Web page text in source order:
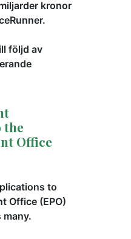
kronor
följd av
the
Office
to
Office (EPO)
many.